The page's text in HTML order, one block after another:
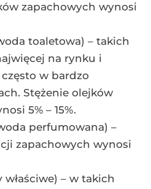
zapachowych wynosi
toaletowa) – takich
na rynku i
w bardzo
Stężenie olejków
5% – 15%.
perfumowana) –
zapachowych wynosi
– w takich